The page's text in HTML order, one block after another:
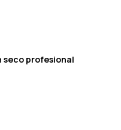
seco profesional